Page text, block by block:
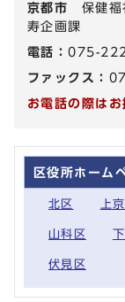
京都市 保健
寿企画課
電話：075-
ファックス：
お電話の際は
区役所ホーム
北区 上
山科区
伏見区